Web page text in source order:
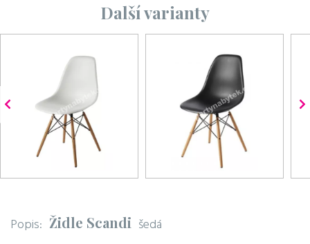
Další varianty
Popis: Židle Scandi šedá